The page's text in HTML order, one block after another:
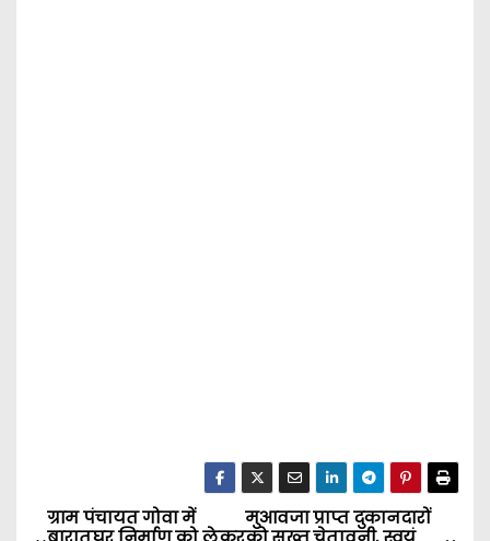
P
मुआवजा प्राप्त दुकानदारों
ग्राम पंचायत गोवा में